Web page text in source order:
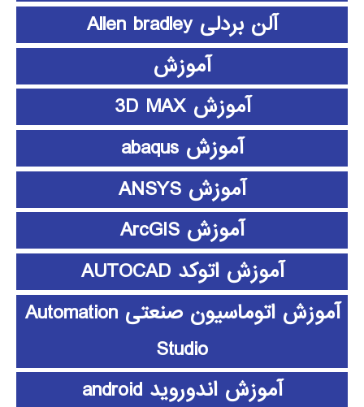
آلن بردلی Allen bradley
آموزش
آموزش 3D MAX
آموزش abaqus
آموزش ANSYS
آموزش ArcGIS
آموزش اتوکد AUTOCAD
آموزش اتوماسیون صنعتی Automation
Studio
آموزش اندوروید android